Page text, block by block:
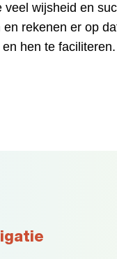
wijsheid en
rekenen er op
hen te faciliteren.